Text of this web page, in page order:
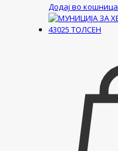
Додај во кошница